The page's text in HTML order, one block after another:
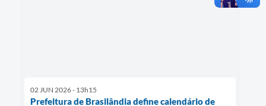
02 JUN 2026 - 13h15
Prefeitura de Brasilândia define calendário de